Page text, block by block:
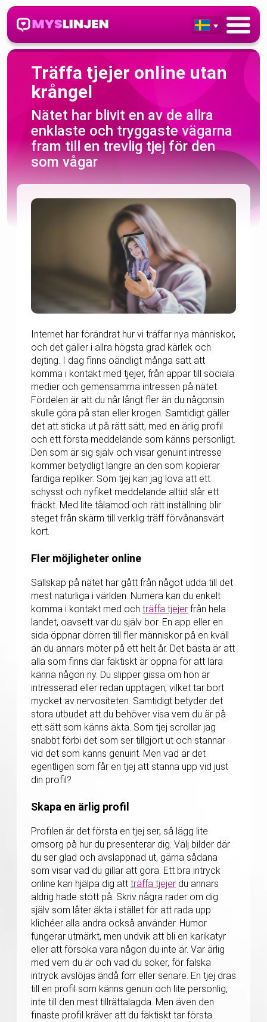
Träffa tjejer online utan
krångel
Nätet har blivit en av de allra
enklaste och tryggaste vägarna
fram till en trevlig tjej för den
som vågar
Internet har förändrat hur vi träffar nya människor,
och det gäller i allra högsta grad kärlek och
dejting. I dag finns oändligt många sätt att
komma i kontakt med tjejer, från appar till sociala
medier och gemensamma intressen på nätet.
Fördelen är att du når långt fler än du någonsin
skulle göra på stan eller krogen. Samtidigt gäller
det att sticka ut på rätt sätt, med en ärlig profil
och ett första meddelande som känns personligt.
Den som är sig själv och visar genuint intresse
kommer betydligt längre än den som kopierar
färdiga repliker. Som tjej kan jag lova att ett
schysst och nyfiket meddelande alltid slår ett
fräckt. Med lite tålamod och rätt inställning blir
steget från skärm till verklig träff förvånansvärt
kort.
Fler möjligheter online
Sällskap på nätet har gått från något udda till det
mest naturliga i världen. Numera kan du enkelt
komma i kontakt med och träffa tjejer från hela
landet, oavsett var du själv bor. En app eller en
sida öppnar dörren till fler människor på en kväll
än du annars möter på ett helt år. Det bästa är att
alla som finns där faktiskt är öppna för att lära
känna någon ny. Du slipper gissa om hon är
intresserad eller redan upptagen, vilket tar bort
mycket av nervositeten. Samtidigt betyder det
stora utbudet att du behöver visa vem du är på
ett sätt som känns äkta. Som tjej scrollar jag
snabbt förbi det som ser tillgjort ut och stannar
vid det som känns genuint. Men vad är det
egentligen som får en tjej att stanna upp vid just
din profil?
Skapa en ärlig profil
Profilen är det första en tjej ser, så lägg lite
omsorg på hur du presenterar dig. Välj bilder där
du ser glad och avslappnad ut, gärna sådana
som visar vad du gillar att göra. Ett bra intryck
online kan hjälpa dig att träffa tjejer du annars
aldrig hade stött på. Skriv några rader om dig
själv som låter äkta i stället för att rada upp
klichéer alla andra också använder. Humor
fungerar utmärkt, men undvik att bli en karikatyr
eller att försöka vara någon du inte är. Var ärlig
med vem du är och vad du söker, för falska
intryck avslöjas ändå förr eller senare. En tjej dras
till en profil som känns genuin och lite personlig,
inte till den mest tillrättalagda. Men även den
finaste profil kräver att du faktiskt tar första